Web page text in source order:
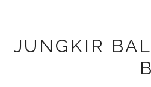
JUNGKIR